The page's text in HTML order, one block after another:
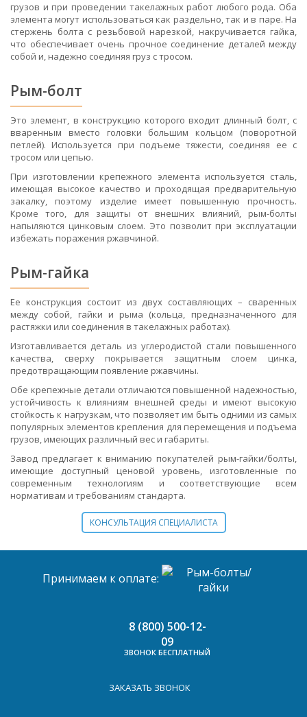
грузов и при проведении такелажных работ любого рода. Оба
элемента могут использоваться как раздельно, так и в паре. На
стержень болта с резьбовой нарезкой, накручивается гайка,
что обеспечивает очень прочное соединение деталей между
собой и, надежно соединяя груз с тросом.
Рым-болт
Это элемент, в конструкцию которого входит длинный болт, с
вваренным вместо головки большим кольцом (поворотной
петлей). Используется при подъеме тяжести, соединяя ее с
тросом или цепью.
При изготовлении крепежного элемента используется сталь,
имеющая высокое качество и проходящая предварительную
закалку, поэтому изделие имеет повышенную прочность.
Кроме того, для защиты от внешних влияний, рым-болты
напыляются цинковым слоем. Это позволит при эксплуатации
избежать поражения ржавчиной.
Рым-гайка
Ее конструкция состоит из двух составляющих – сваренных
между собой, гайки и рыма (кольца, предназначенного для
растяжки или соединения в такелажных работах).
Изготавливается деталь из углеродистой стали повышенного
качества, сверху покрывается защитным слоем цинка,
предотвращающим появление ржавчины.
Обе крепежные детали отличаются повышенной надежностью,
устойчивость к влияниям внешней среды и имеют высокую
стойкость к нагрузкам, что позволяет им быть одними из самых
популярных элементов крепления для перемещения и подъема
грузов, имеющих различный вес и габариты.
Завод предлагает к вниманию покупателей рым-гайки/болты,
имеющие доступный ценовой уровень, изготовленные по
современным технологиям и соответствующие всем
нормативам и требованиям стандарта.
КОНСУЛЬТАЦИЯ СПЕЦИАЛИСТА
Принимаем к оплате:
8 (800) 500-12-
09
ЗВОНОК БЕСПЛАТНЫЙ
ЗАКАЗАТЬ ЗВОНОК